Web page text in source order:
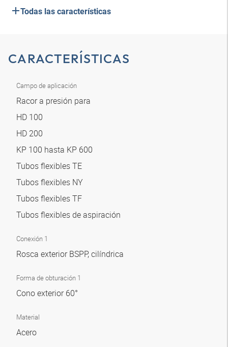
Todas las características
CARACTERÍSTICAS
Campo de aplicación
Racor a presión para
HD 100
HD 200
KP 100 hasta KP 600
Tubos flexibles TE
Tubos flexibles NY
Tubos flexibles TF
Tubos flexibles de aspiración
Conexión 1
Rosca exterior BSPP, cilíndrica
Forma de obturación 1
Cono exterior 60°
Material
Acero